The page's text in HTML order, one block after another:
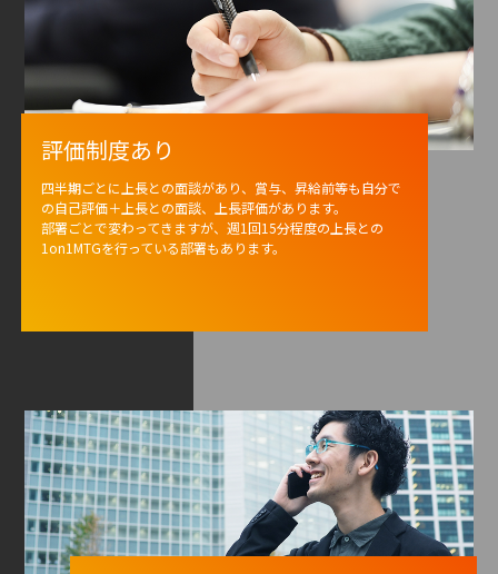
評価制度あり
四半期ごとに上長との面談があり、賞与、昇給前等も自分で
の自己評価＋上長との面談、上長評価があります。
部署ごとで変わってきますが、週1回15分程度の上長との
1on1MTGを行っている部署もあります。